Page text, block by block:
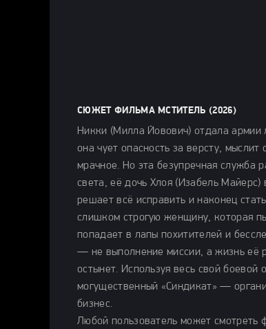
СЮЖЕТ ФИЛЬМА МСТИТЕЛЬ (2026)
Никки (Милла Йовович) отдала армии
она чует опасность за версту,
мрачное. Но эта безупречная служба
света, её дочь Хлоя (Изабель
решает всё исправить и наконец
слишком строгую женщину, которая
попадает в лапы похитителей и
— не выполнение миссии, а жизнь её
остынет. Используя весь свой
могущественный «Синдикат» —
бизнес.
Любой пользователь может смотреть